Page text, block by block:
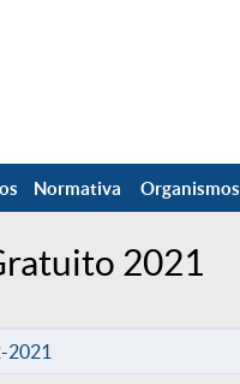
Normativa Organismos
2021
2021